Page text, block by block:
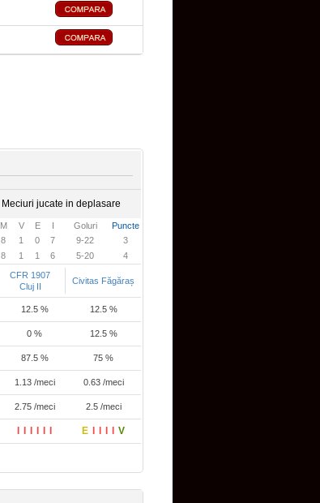
Meciuri jucate in deplasare
M V E I Goluri Puncte
8 1 0 7 9-22 3
8 1 1 6 5-20 4
CFR 1907
Cluj II
Civitas Făgăraș
12.5 % 12.5 %
0 % 12.5 %
87.5 % 75 %
1.13 /meci 0.63 /meci
2.75 /meci 2.5 /meci
E V